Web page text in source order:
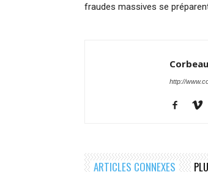
fraudes massives se
http://
ARTICLES CONNEXES